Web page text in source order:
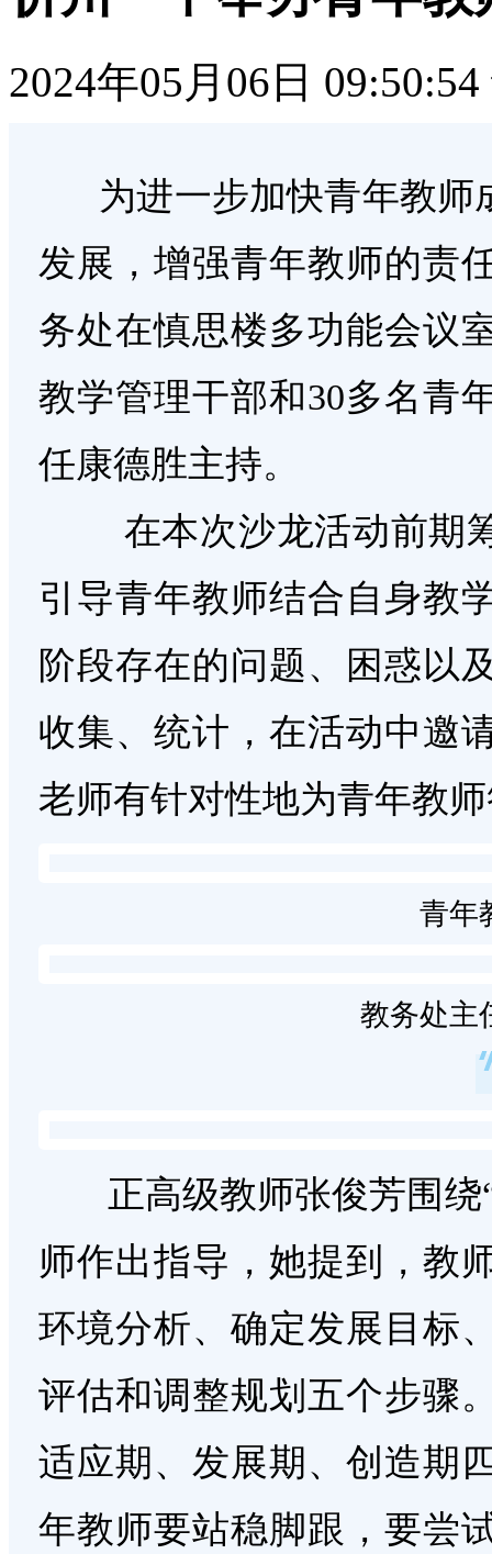
2024年05月06日 09:50:54
为进一步加快青年教师
发展，增强青年教师的责
务处在慎思楼多功能会议
教学管理干部和30多名青
任康德胜主持。
在本次沙龙活动前期筹
引导青年教师结合自身教
阶段存在的问题、困惑以
收集、统计，在活动中邀
老师有针对性地为青年教
青年
教务处主
正高级教师张俊芳围绕“
师作出指导，她提到，教
环境分析、确定发展目标
评估和调整规划五个步骤
适应期、发展期、创造期
年教师要站稳脚跟，要尝